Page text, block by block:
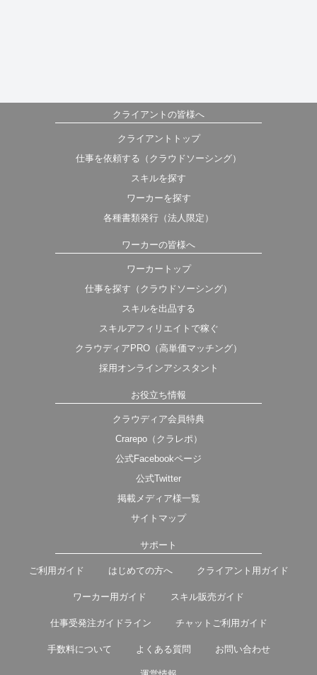
クライアントの皆様へ
クライアントトップ
仕事を依頼する（クラウドソーシング）
スキルを探す
ワーカーを探す
各種書類発行（法人限定）
ワーカーの皆様へ
ワーカートップ
仕事を探す（クラウドソーシング）
スキルを出品する
スキルアフィリエイトで稼ぐ
クラウディアPRO（高単価マッチング）
採用オンラインアシスタント
お役立ち情報
クラウディア会員特典
Crarepo（クラレポ）
公式Facebookページ
公式Twitter
掲載メディア様一覧
サイトマップ
サポート
ご利用ガイド はじめての方へ クライアント用ガイド
ワーカー用ガイド スキル販売ガイド
仕事受発注ガイドライン チャットご利用ガイド
手数料について よくある質問 お問い合わせ